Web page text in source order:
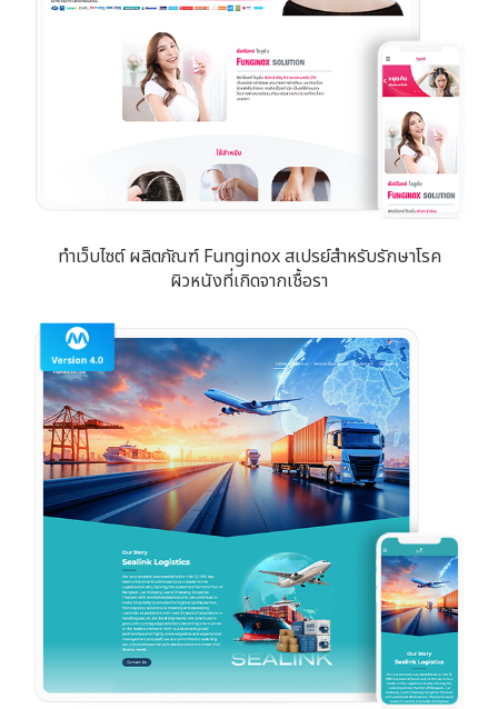
ทำเว็บไซต์ ผลิตภัณฑ์ Funginox สเปรย์สำหรับรักษาโรค
ผิวหนังที่เกิดจากเชื้อรา